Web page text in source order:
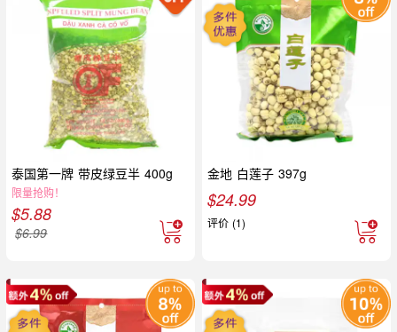
泰国第一牌 带皮绿豆半 400g
限量抢购！
$5.88
$6.99
金地 白莲子 397g
$24.99
评价 (1)